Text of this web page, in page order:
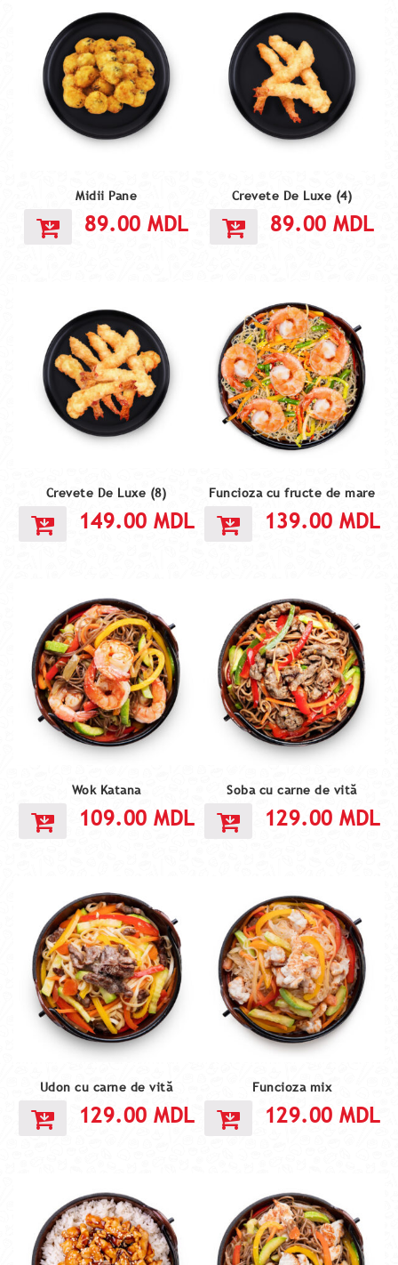
Midii Pane
89.00MDL
Crevete De Luxe (4)
89.00MDL
Crevete De Luxe (8)
149.00 MDL
Funcioza cu fructe de mare
139.00 MDL
Wok Katana
109.00 MDL
Soba cu carne de vită
129.00 MDL
Udon cu carne de vită
129.00 MDL
Funcioza mix
129.00 MDL